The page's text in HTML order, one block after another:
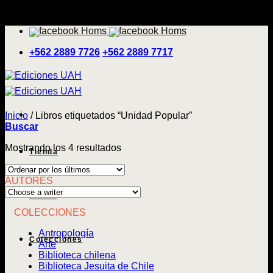
contenido
+562 2889 7726 +562 2889 7717
Tienda
Temas
Colecciones
Inicio /Libros etiquetados “Unidad Popular”
Buscar
Mostrando los 4 resultadosOrdenado
los
AUTORES
COLECCIONES
Antropología
Arte
Biblioteca chilena
Biblioteca Jesuita de Chile